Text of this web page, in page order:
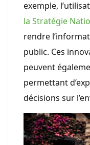
exemple,
la Stratégie
rendre
public. Ces
peuvent
permettant
décisions sur